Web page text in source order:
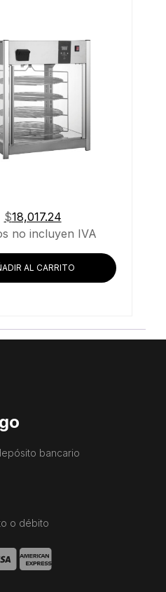
$18,017.24
no incluyen IVA
AL CARRITO
bancario
o débito